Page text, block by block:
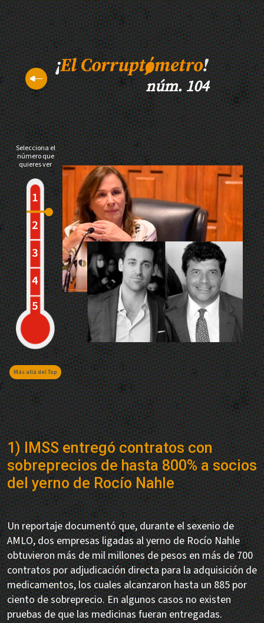
núm. 104
Selecciona el
número que
quieres ver
Más allá del Top
1) IMSS entregó contratos con
sobreprecios de hasta 800% a socios
del yerno de Rocío Nahle
Un reportaje documentó que, durante el sexenio de
AMLO, dos empresas ligadas al yerno de Rocío Nahle
obtuvieron más de mil millones de pesos en más de 700
contratos por adjudicación directa para la adquisición de
medicamentos, los cuales alcanzaron hasta un 885 por
ciento de sobreprecio. En algunos casos no existen
pruebas de que las medicinas fueran entregadas.